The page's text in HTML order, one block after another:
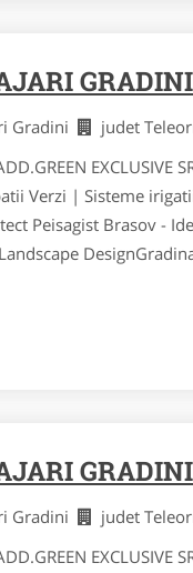
Gradini judet
Verzi | Sisteme
Peisagist Brasov -
Gradini judet